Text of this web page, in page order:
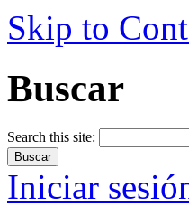
Skip to
Buscar
Search this site:
Iniciar